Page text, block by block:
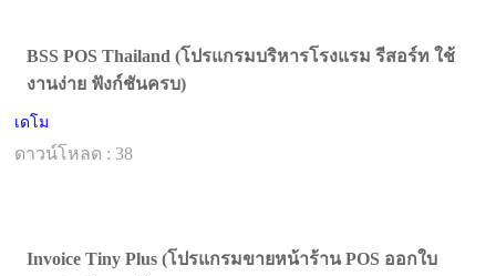
BSS POS Thailand (โปรแกรมบริหารโรงแรม รีสอร์ท ใช้
งานง่าย ฟังก์ชันครบ)
เดโม
ดาวน์โหลด : 38
Invoice Tiny Plus (โปรแกรมขายหน้าร้าน POS ออกใบ